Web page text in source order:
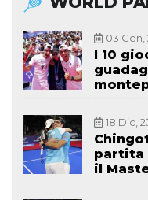
03 Gen,
I 10
18 Dic,
partita
il